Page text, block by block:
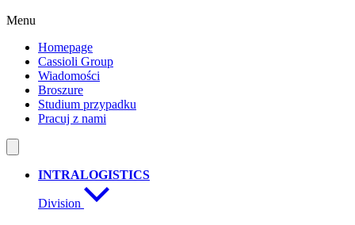
Menu
Homepage
Cassioli Group
Wiadomości
Broszure
Studium przypadku
Pracuj z nami
INTRALOGISTICS
Division